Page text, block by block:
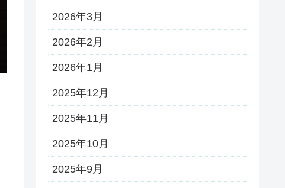
2026年3月
2026年2月
2026年1月
2025年12月
2025年11月
2025年10月
2025年9月